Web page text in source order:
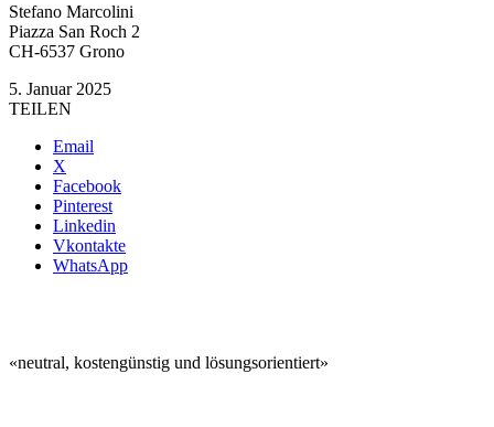
Stefano Marcolini
Piazza San Roch 2
CH-6537 Grono
5. Januar 2025
TEILEN
Email
X
Facebook
Pinterest
Linkedin
Vkontakte
WhatsApp
«neutral, kostengünstig und lösungsorientiert»